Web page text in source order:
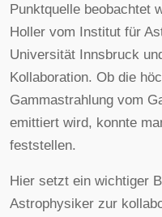
Punktquelle beobachtet
Holler vom Institut für
Universität Innsbruck
Kollaboration. Ob die
Gammastrahlung vom
emittiert wird, konnte
feststellen.
Hier setzt ein wichtiger
Astrophysiker zur